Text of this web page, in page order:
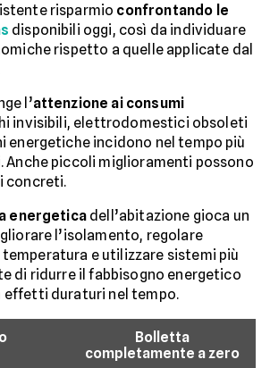
risparmio confrontando le
disponibili oggi, così da individuare
rispetto a quelle applicate dal
l’attenzione ai consumi
invisibili, elettrodomestici obsoleti
energetiche incidono nel tempo più
Anche piccoli miglioramenti possono
concreti.
energeticadell’abitazione gioca un
l’isolamento, regolare
e utilizzare sistemi più
di ridurre il fabbisogno energetico
effetti duraturi nel tempo.
Bolletta
completamente a zero